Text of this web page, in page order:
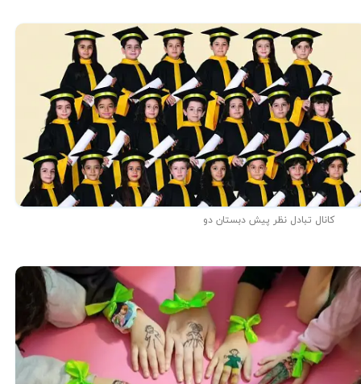
★★
کانال تبادل نظر پیش دبستان دو